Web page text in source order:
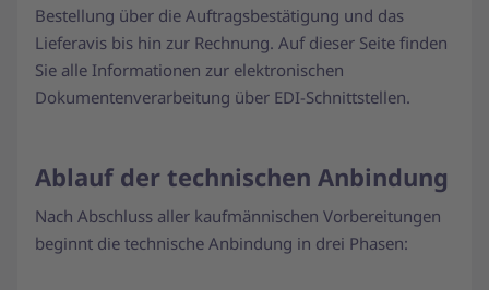
Bestellung über die Auftragsbestätigung und das
Lieferavis bis hin zur Rechnung. Auf dieser Seite finden
Sie alle Informationen zur elektronischen
Dokumentenverarbeitung über EDI-Schnittstellen.
Ablauf der technischen Anbindung
Nach Abschluss aller kaufmännischen Vorbereitungen
beginnt die technische Anbindung in drei Phasen: